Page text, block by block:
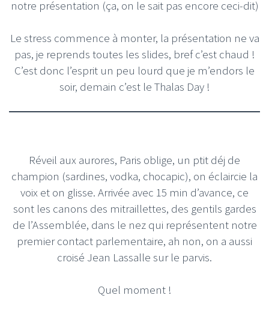
notre présentation (ça, on le sait pas encore ceci-dit)
Le stress commence à monter, la présentation ne va
pas, je reprends toutes les slides, bref c’est chaud !
C’est donc l’esprit un peu lourd que je m’endors le
soir, demain c’est le Thalas Day !
Réveil aux aurores, Paris oblige, un ptit déj de
champion (sardines, vodka, chocapic), on éclaircie la
voix et on glisse. Arrivée avec 15 min d’avance, ce
sont les canons des mitraillettes, des gentils gardes
de l’Assemblée, dans le nez qui représentent notre
premier contact parlementaire, ah non, on a aussi
croisé Jean Lassalle sur le parvis.
Quel moment !